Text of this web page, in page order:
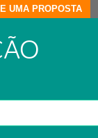
UMA PROPOSTA